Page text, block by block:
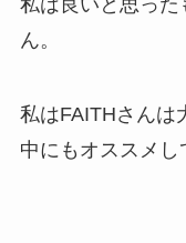
ん。
私はFAITHさんは
中にもオススメ